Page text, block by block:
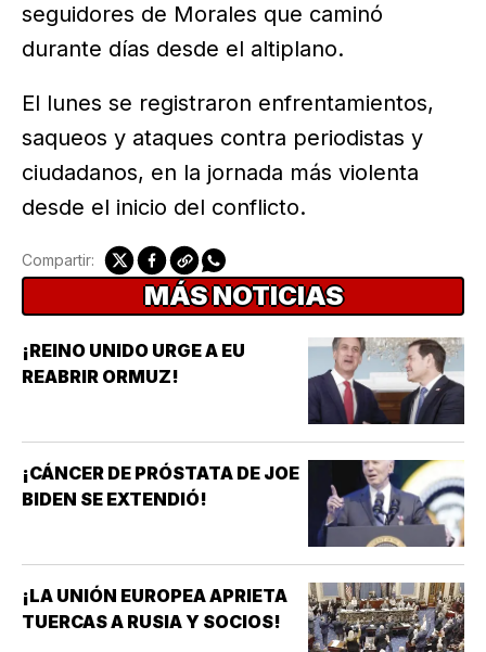
seguidores de Morales que caminó
durante días desde el altiplano.
El lunes se registraron enfrentamientos,
saqueos y ataques contra periodistas y
ciudadanos, en la jornada más violenta
desde el inicio del conflicto.
Compartir:
MÁS NOTICIAS
¡REINO UNIDO URGE A EU
REABRIR ORMUZ!
¡CÁNCER DE PRÓSTATA DE JOE
BIDEN SE EXTENDIÓ!
¡LA UNIÓN EUROPEA APRIETA
TUERCAS A RUSIA Y SOCIOS!